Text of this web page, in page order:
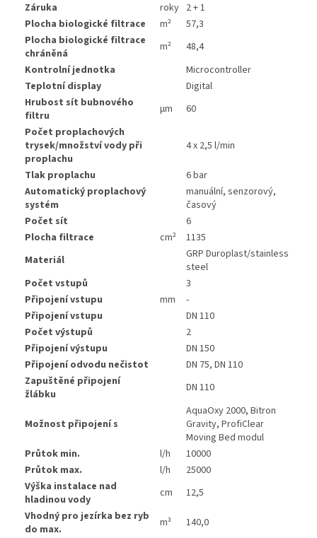
Záruka
roky 2 + 1
Plocha biologické filtrace
m²
57,3
Plocha biologické filtrace
chráněná
m²
48,4
Kontrolní jednotka
Microcontroller
Teplotní display
Digital
Hrubost sít bubnového
filtru
µm
60
Počet proplachových
trysek/množství vody při
proplachu
4 x 2,5 l/min
Tlak proplachu
6 bar
Automatický proplachový
systém
manuální, senzorový,
časový
Počet sít
6
Plocha filtrace
cm²
1135
Materiál
GRP Duroplast/stainless
steel
Počet vstupů
3
Připojení vstupu
mm
-
Připojení vstupu
DN 110
Počet výstupů
2
Připojení výstupu
DN 150
Připojení odvodu nečistot
DN 75, DN 110
Zapuštěné připojení
žlábku
DN 110
Možnost připojení s
AquaOxy 2000, Bitron
Gravity, ProfiClear
Moving Bed modul
Průtok min.
l/h
10000
Průtok max.
l/h
25000
Výška instalace nad
hladinou vody
cm
12,5
Vhodný pro jezírka bez ryb
do max.
m³
140,0